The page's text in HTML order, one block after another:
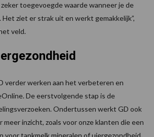
toegevoegde waarde wanneer je de
ziet er strak uit en werkt gemakkelijk”,
veld.
verder werken aan het verbeteren en
De eerstvolgende stap is de
Ondertussen werkt GD ook
meer inzicht, zoals voor onze klanten die een